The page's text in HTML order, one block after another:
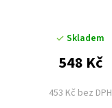
Skladem
453 Kč bez DPH
548 Kč